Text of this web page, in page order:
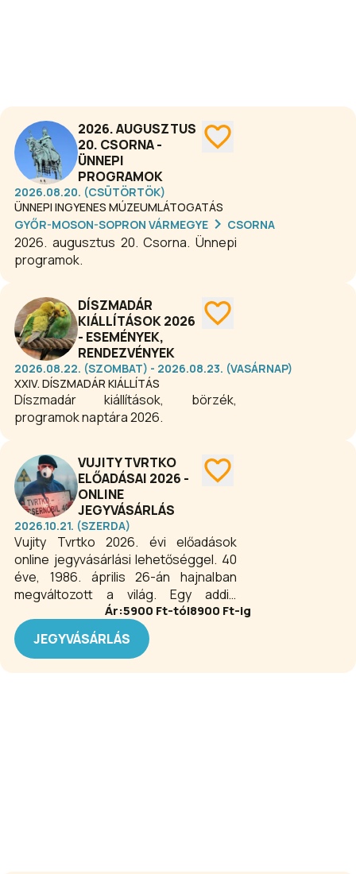
2026. AUGUSZTUS
20. CSORNA -
ÜNNEPI
PROGRAMOK
2026.08.20. (CSÜTÖRTÖK)
ÜNNEPI INGYENES MÚZEUMLÁTOGATÁS
GYŐR-MOSON-SOPRON VÁRMEGYE
CSORNA
2026. augusztus 20. Csorna. Ünnepi
programok.
DÍSZMADÁR
KIÁLLÍTÁSOK 2026
- ESEMÉNYEK,
RENDEZVÉNYEK
2026.08.22. (SZOMBAT) - 2026.08.23. (VASÁRNAP)
XXIV. DÍSZMADÁR KIÁLLÍTÁS
Díszmadár kiállítások, börzék,
programok naptára 2026.
VUJITY TVRTKO
ELŐADÁSAI 2026 -
ONLINE
JEGYVÁSÁRLÁS
2026.10.21. (SZERDA)
Vujity Tvrtko 2026. évi előadások
online jegyvásárlási lehetőséggel. 40
éve, 1986. április 26-án hajnalban
megváltozott a világ. Egy addig
teljesen ismeretlen kisváros,
Csernobil neve pillanatok alatt
világhírű lett. Mi és miért történt
pontosan? Hogyan hallgatták el a
Ár:5900 Ft-tól8900 Ft-ig
JEGYVÁSÁRLÁS